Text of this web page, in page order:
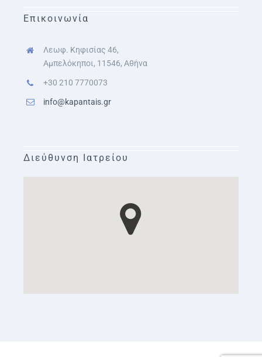
Επικοινωνία
Λεωφ. Κηφισίας 46,
Αμπελόκηποι, 11546, Αθήνα
+30 210 7770073
info@kapantais.gr
Διεύθυνση Ιατρείου